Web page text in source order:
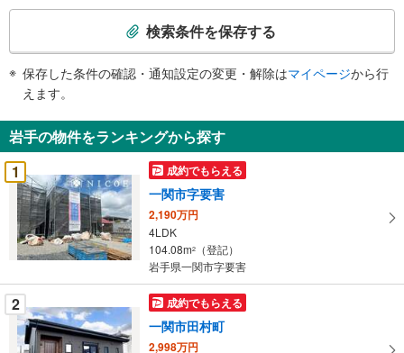
知
を
受
け
取
る
・
条
件
を
マ
イ
検索条件を保存する
保存した条件の確認・通知設定の変更・解除はマイページから行
えます。
岩手の物件をランキングから探す
1
成約でもらえる
一関市字要害
2,190万円
4LDK
104.08m2
（登記）
岩手県一関市字要害
2 成約でもらえる
一関市田村町
2,998万円